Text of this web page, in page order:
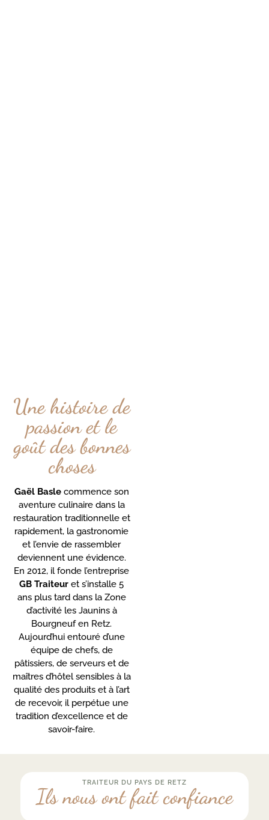
Une histoire de
passion et le
goût des bonnes
choses
Gaël Baslecommence son
aventure culinaire dans la
restauration traditionnelle et
rapidement, la gastronomie
et l’envie de rassembler
deviennent une évidence.
En 2012, il fonde l’entreprise
GB Traiteur et s’installe 5
ans plus tard dans la Zone
d’activité les Jaunins à
Bourgneuf en Retz.
Aujourd’hui entouré d’une
équipe de chefs, de
pâtissiers, de serveurs et de
maîtres d’hôtel sensibles à la
qualité des produits et à l’art
de recevoir, il perpétue une
tradition d’excellence et de
savoir-faire.
TRAITEUR DU PAYS DE RETZ
Ils nous ont fait confiance